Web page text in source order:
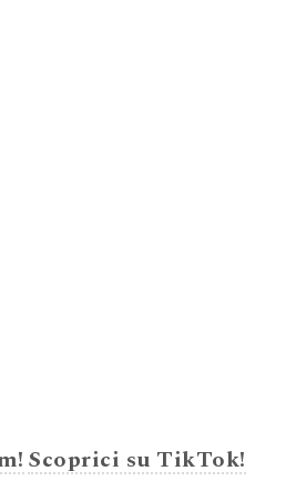
Scoprici su TikTok!